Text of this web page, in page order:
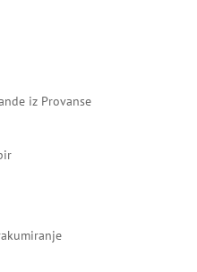
iz Provanse